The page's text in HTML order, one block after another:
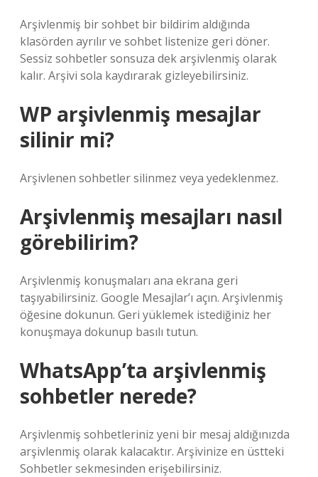
Arşivlenmiş bir sohbet bir bildirim aldığında
klasörden ayrılır ve sohbet listenize geri döner.
Sessiz sohbetler sonsuza dek arşivlenmiş olarak
kalır. Arşivi sola kaydırarak gizleyebilirsiniz.
WP arşivlenmiş mesajlar
silinir mi?
Arşivlenen sohbetler silinmez veya yedeklenmez.
Arşivlenmiş mesajları nasıl
görebilirim?
Arşivlenmiş konuşmaları ana ekrana geri
taşıyabilirsiniz. Google Mesajlar’ı açın. Arşivlenmiş
öğesine dokunun. Geri yüklemek istediğiniz her
konuşmaya dokunup basılı tutun.
WhatsApp’ta arşivlenmiş
sohbetler nerede?
Arşivlenmiş sohbetleriniz yeni bir mesaj aldığınızda
arşivlenmiş olarak kalacaktır. Arşivinize en üstteki
Sohbetler sekmesinden erişebilirsiniz.